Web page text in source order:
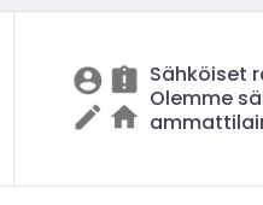
Sähköiset
Olemme